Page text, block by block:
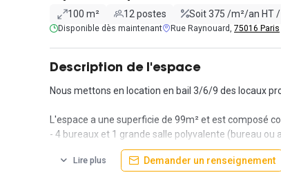
100 m² 12 postes Soit 375 /m²/an HT
Disponible dès maintenant Rue Raynouard, 75016 Paris
Description de l'espace
Nous mettons en location en bail 3/6/9 des locaux
L'espace a une superficie de 99m² et est composé
- 4 bureaux et 1 grande salle polyvalente (bureau ou
- d'une salle d'attente
- Une cuisine
Lire plus Demander un renseignement